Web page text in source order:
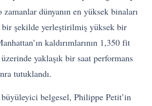
dünyanın en yüksek binaları
bir şekilde yerleştirilmiş yüksek bir
kaldırımlarının 1,350 fit
yaklaşık bir saat performans
tutuklandı.
belgesel, Philippe Petit’in